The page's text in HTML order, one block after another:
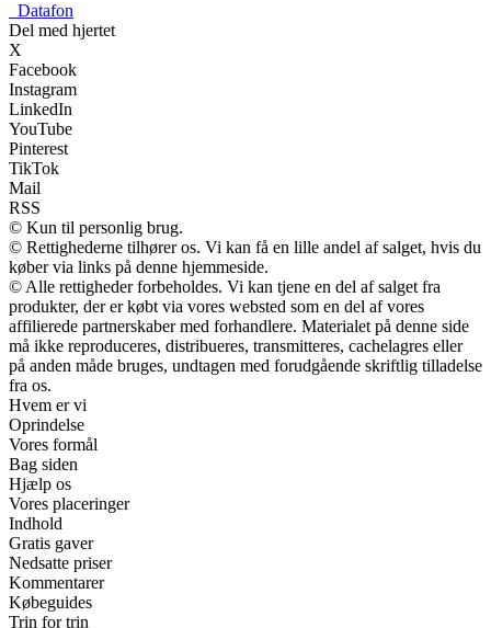
Datafon
Del med hjertet
X
Facebook
Instagram
LinkedIn
YouTube
Pinterest
TikTok
Mail
RSS
© Kun til personlig brug.
© Rettighederne tilhører os. Vi kan få en lille andel af salget, hvis du
køber via links på denne hjemmeside.
© Alle rettigheder forbeholdes. Vi kan tjene en del af salget fra
produkter, der er købt via vores websted som en del af vores
affilierede partnerskaber med forhandlere. Materialet på denne side
må ikke reproduceres, distribueres, transmitteres, cachelagres eller
på anden måde bruges, undtagen med forudgående skriftlig tilladelse
fra os.
Hvem er vi
Oprindelse
Vores formål
Bag siden
Hjælp os
Vores placeringer
Indhold
Gratis gaver
Nedsatte priser
Kommentarer
Købeguides
Trin for trin